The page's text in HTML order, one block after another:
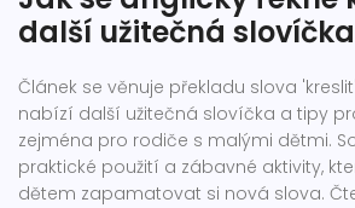
další užitečná slovíčka
Článek se věnuje překladu slova
nabízí další užitečná slovíčka a tipy
zejména pro rodiče s malými dětmi.
praktické použití a zábavné aktivity,
dětem zapamatovat si nová slova.